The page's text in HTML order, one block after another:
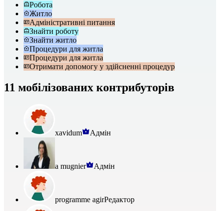
Робота
Житло
Адміністративні питання
Знайти роботу
Знайти житло
Процедури для житла
Процедури для житла
Отримати допомогу у здійсненні процедур
11 мобілізованих контрибуторів
xavidum Адмін
a mugnier Адмін
programme agirРедактор